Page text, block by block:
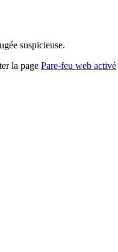
suspicieuse.
la page Pare-feu web activé